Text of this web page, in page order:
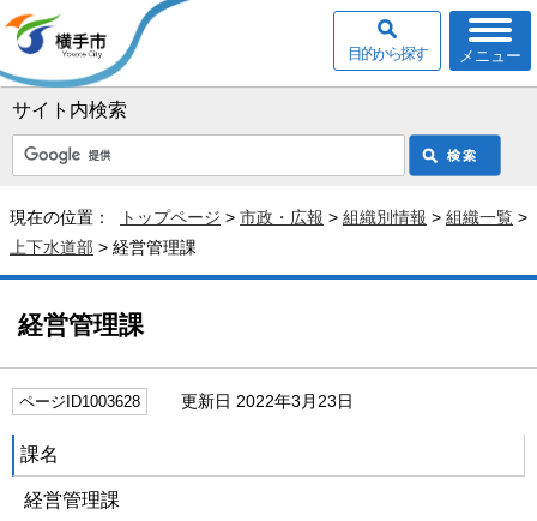
サイト内検索
メニュー
目的から探す
現在の位置： トップページ > 市政・広報 > 組織別情報 > 組織一覧 >
上下水道部 > 経営管理課
経営管理課
ページID1003628 更新日 2022年3月23日
課名
経営管理課